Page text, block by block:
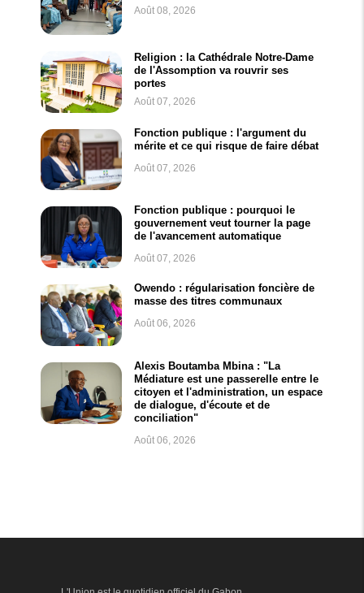
Août 08, 2026
Religion : la Cathédrale Notre-Dame
de l'Assomption va rouvrir ses
portes
Août 07, 2026
Fonction publique : l'argument du
mérite et ce qui risque de faire débat
Août 07, 2026
Fonction publique : pourquoi le
gouvernement veut tourner la page
de l'avancement automatique
Août 07, 2026
Owendo : régularisation foncière de
masse des titres communaux
Août 06, 2026
Alexis Boutamba Mbina : "La
Médiature est une passerelle entre le
citoyen et l'administration, un espace
de dialogue, d'écoute et de
conciliation"
Août 06, 2026